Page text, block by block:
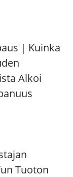
｜Kuinka
Alkoi
Tuoton